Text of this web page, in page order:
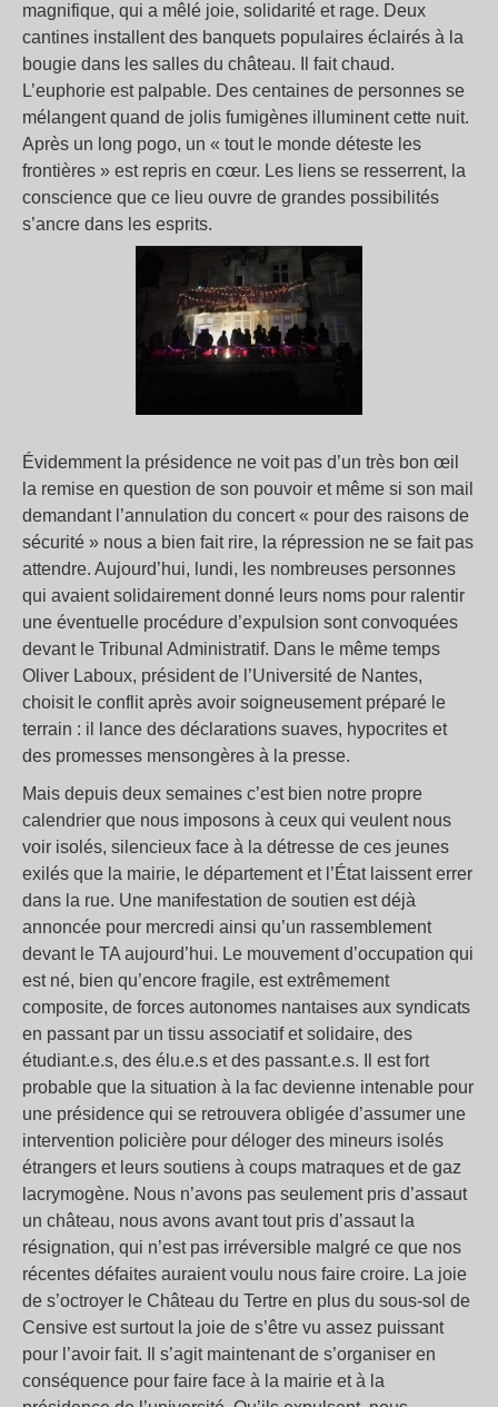
magnifique, qui a mêlé joie, solidarité et rage. Deux
cantines installent des banquets populaires éclairés à la
bougie dans les salles du château. Il fait chaud.
L’euphorie est palpable. Des centaines de personnes se
mélangent quand de jolis fumigènes illuminent cette nuit.
Après un long pogo, un « tout le monde déteste les
frontières » est repris en cœur. Les liens se resserrent, la
conscience que ce lieu ouvre de grandes possibilités
s’ancre dans les esprits.
Évidemment la présidence ne voit pas d’un très bon œil
la remise en question de son pouvoir et même si son mail
demandant l’annulation du concert « pour des raisons de
sécurité » nous a bien fait rire, la répression ne se fait pas
attendre. Aujourd’hui, lundi, les nombreuses personnes
qui avaient solidairement donné leurs noms pour ralentir
une éventuelle procédure d’expulsion sont convoquées
devant le Tribunal Administratif. Dans le même temps
Oliver Laboux, président de l’Université de Nantes,
choisit le conflit après avoir soigneusement préparé le
terrain : il lance des déclarations suaves, hypocrites et
des promesses mensongères à la presse.
Mais depuis deux semaines c’est bien notre propre
calendrier que nous imposons à ceux qui veulent nous
voir isolés, silencieux face à la détresse de ces jeunes
exilés que la mairie, le département et l’État laissent errer
dans la rue. Une manifestation de soutien est déjà
annoncée pour mercredi ainsi qu’un rassemblement
devant le TA aujourd’hui. Le mouvement d’occupation qui
est né, bien qu’encore fragile, est extrêmement
composite, de forces autonomes nantaises aux syndicats
en passant par un tissu associatif et solidaire, des
étudiant.e.s, des élu.e.s et des passant.e.s. Il est fort
probable que la situation à la fac devienne intenable pour
une présidence qui se retrouvera obligée d’assumer une
intervention policière pour déloger des mineurs isolés
étrangers et leurs soutiens à coups matraques et de gaz
lacrymogène. Nous n’avons pas seulement pris d’assaut
un château, nous avons avant tout pris d’assaut la
résignation, qui n’est pas irréversible malgré ce que nos
récentes défaites auraient voulu nous faire croire. La joie
de s’octroyer le Château du Tertre en plus du sous-sol de
Censive est surtout la joie de s’être vu assez puissant
pour l’avoir fait. Il s’agit maintenant de s’organiser en
conséquence pour faire face à la mairie et à la